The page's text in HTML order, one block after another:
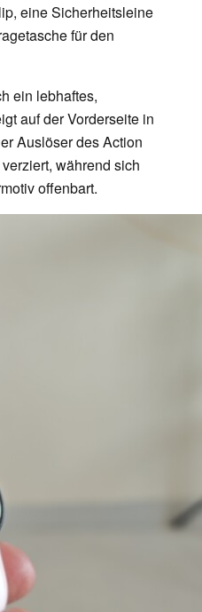
eine Sicherheitsleine
für den
ein lebhaftes,
auf der Vorderseite in
Auslöser des Action
während sich
offenbart.